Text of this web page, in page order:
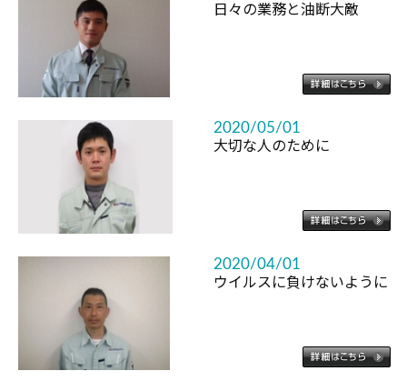
日々の業務と油断大敵
2020/05/01
大切な人のために
2020/04/01
ウイルスに負けないように